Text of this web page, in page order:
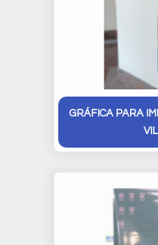
GRÁFICA PARA